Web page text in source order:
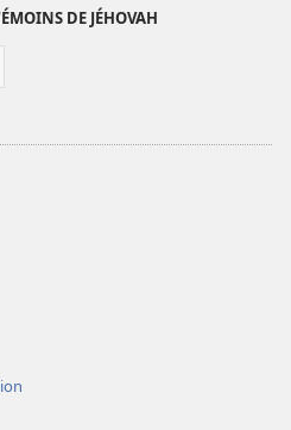
DE JÉHOVAH